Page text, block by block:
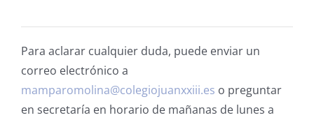
Para aclarar cualquier duda, puede enviar un
correo electrónico a
mamparomolina@colegiojuanxxiii.es o preguntar
en secretaría en horario de mañanas de lunes a